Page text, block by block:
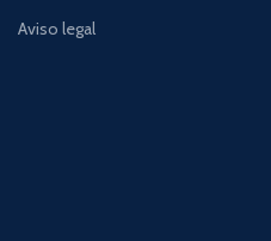
Aviso legal